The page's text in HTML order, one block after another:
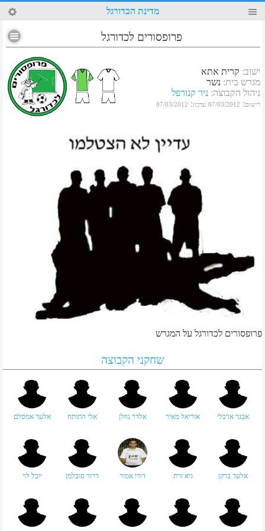
57 מדינת הכדורגל
פרופסורים לכדורגל
ישוב: קרית אתא
מגרש בית: נשר
ניהול הקבוצה: ניר קנורפל
רישום:
07/03/2012 עדכון:
07/03/2012
פרופסורים לכדורגל על המגרש
שחקני הקבוצה
אבנר ארבלי אוריאל מאיר אלדר גוזלן אלי התותח אלעד אמסלם
אלעד ברקן גיא זרת דודו אמור דרור סובלמן יובל לוי